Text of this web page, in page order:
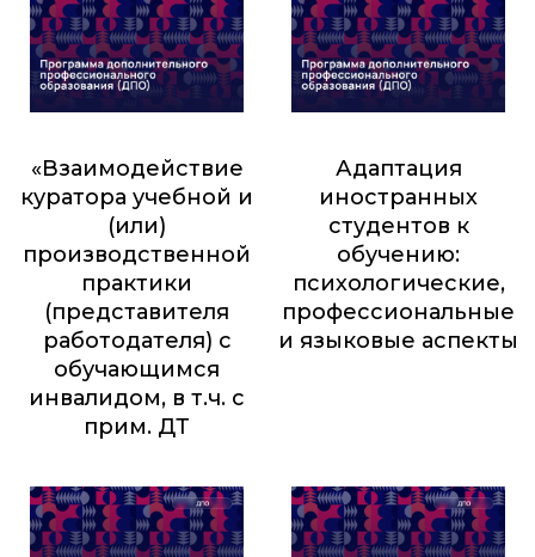
«Взаимодействие
куратора учебной и
(или)
производственной
практики
(представителя
работодателя) с
обучающимся
инвалидом, в т.ч. с
прим. ДТ
Адаптация
иностранных
студентов к
обучению:
психологические,
профессиональные
и языковые аспекты